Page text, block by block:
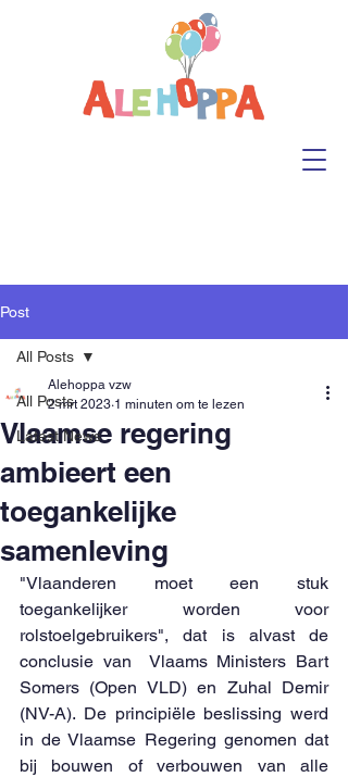
Post
All Posts
Latest News
All Posts
Vlaamse regering
ambieert een
toegankelijke
samenleving
Alehoppa vzw
2 mrt 2023 1 minuten om te lezen
"Vlaanderen moet een stuk
toegankelijker worden voor
rolstoelgebruikers", dat is alvast de
conclusie van  Vlaams Ministers Bart
Somers (Open VLD) en Zuhal Demir
(NV-A). De principiële beslissing werd
in de Vlaamse Regering genomen dat
bij bouwen of verbouwen van alle